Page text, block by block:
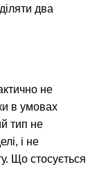
два
не
в умовах
тип не
і не
Що стосується